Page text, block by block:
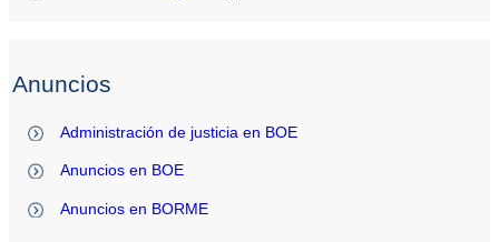
Anuncios
Administración de justicia en BOE
Anuncios en BOE
Anuncios en BORME